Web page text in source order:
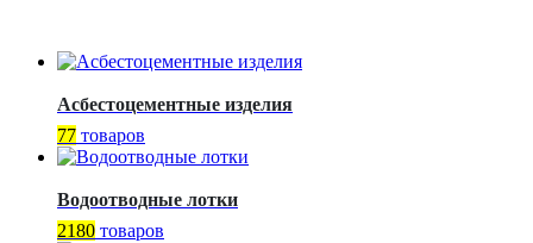
Асбестоцементные изделия
77 товаров
Водоотводные лотки
2180 товаров